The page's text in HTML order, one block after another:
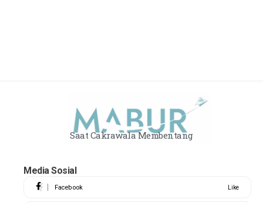
Saat Cakrawala Membentang
Media Sosial
Facebook Like